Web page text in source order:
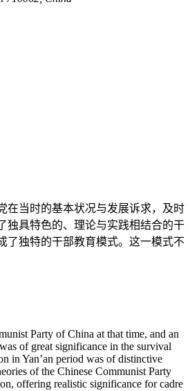
在当时的基本状况与发展诉求，及时
独具特色的、理论与实践相结合的干
了独特的干部教育模式。这一模式不
Party of China at that time, and an
of great significance in the survival
in Yan’an period was of distinctive
of the Chinese Communist Party
offering realistic significance for cadre